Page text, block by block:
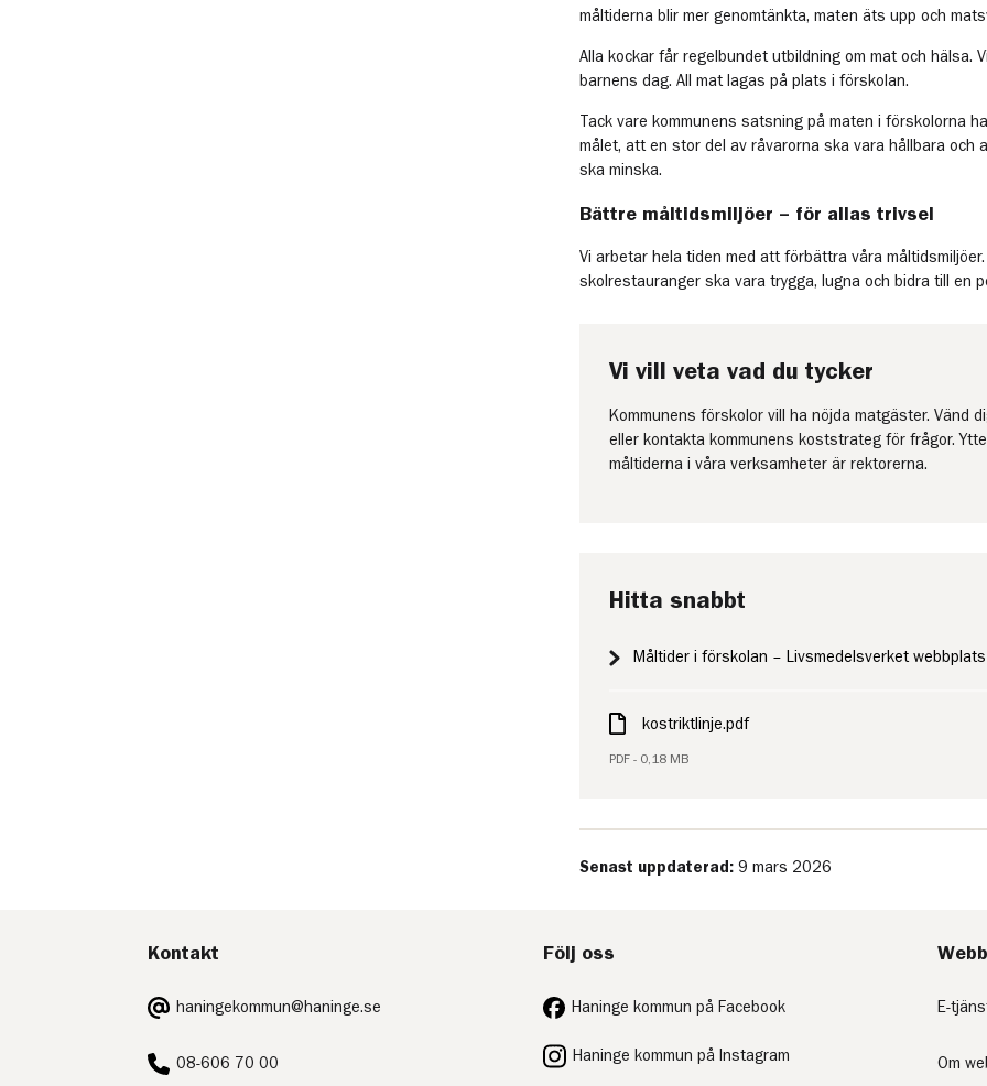
måltiderna blir mer genomtänkta, maten äts upp och
Alla kockar får regelbundet utbildning om mat och hälsa.
barnens dag. All mat lagas på plats i förskolan.
Tack vare kommunens satsning på maten i förskolorna
målet, att en stor del av råvarorna ska vara hållbara och
ska minska.
Bättre måltidsmiljöer – för allas trivsel
Vi arbetar hela tiden med att förbättra våra
skolrestauranger ska vara trygga, lugna och bidra till en
Vi vill veta vad du tycker
Kommunens förskolor vill ha nöjda matgäster. Vänd
eller kontakta kommunens koststrateg för frågor.
måltiderna i våra verksamheter är rektorerna.
Hitta snabbt
Måltider i förskolan – Livsmedelsverket webbplats
kostriktlinje.pdf
PDF - 0,18 MB
Senast uppdaterad: 9 mars 2026
Kontakt
E-
post:
haningekommun@haninge.se
Telefon:
08-606 70 00
Följ oss
Haninge kommun på Facebook
Haninge kommun på Instagram
E-
Om